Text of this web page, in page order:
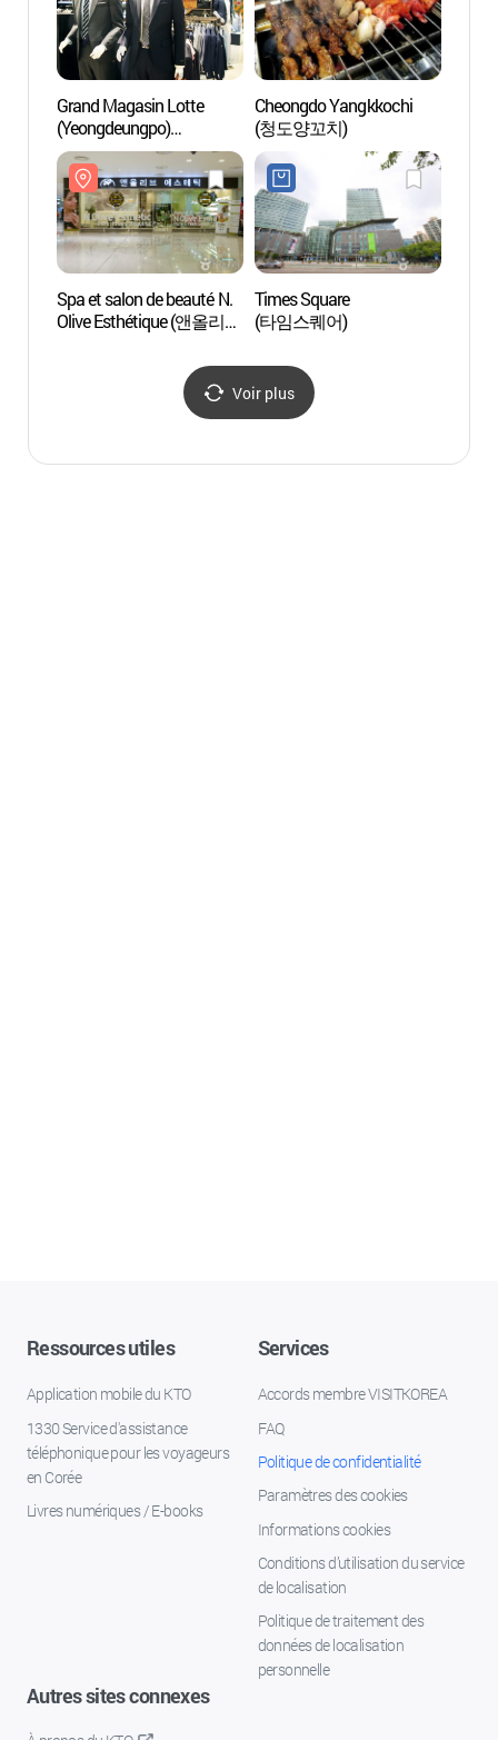
Grand Magasin Lotte
(Yeongdeungpo)
(롯데백화점-영등포점)
Cheongdo Yangkkochi
(청도양꼬치)
Spa et salon de beauté N.
Olive Esthétique (앤올리브
Times Square
(타임스퀘어)
Voir plus
Ressources utiles
Application mobile du KTO
1330 Service d'assistance
téléphonique pour les voyageurs
en Corée
Livres numériques / E-books
Services
Accords membre VISITKOREA
FAQ
Politique de confidentialité
Paramètres des cookies
Informations cookies
Conditions d’utilisation du service
de localisation
Politique de traitement des
données de localisation
personnelle
Autres sites connexes